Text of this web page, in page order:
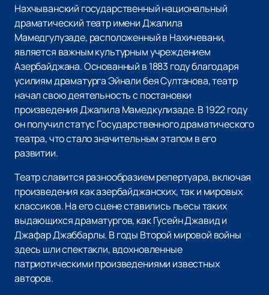
Нахчыванский государственный национальный
драматический театр имени Джалила
Мамедгулузаде, расположенный в Нахичевани,
является важным культурным учреждением
Азербайджана. Основанный в 1883 году благодаря
усилиям драматурга Эйнали бея Султанова, театр
начал свою деятельность с постановки
произведения Джалила Мамедкулизаде. В 1922 году
он получил статус Государственного драматического
театра, что стало значительным этапом в его
развитии.
Театр славится разнообразием репертуара, включая
произведения как азербайджанских, так и мировых
классиков. На его сцене ставились пьесы таких
выдающихся драматургов, как Гусейн Джавид и
Джафар Джаббарлы. В годы Второй мировой войны
здесь шли спектакли, вдохновленные
патриотическими произведениями известных
авторов.